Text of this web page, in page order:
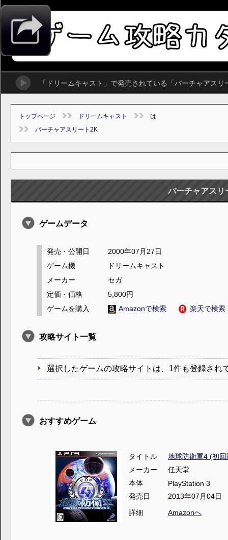
「ドリームキャスト」で発売されている「バーチャアス
トップページ ドリームキャスト
は
バーチャアスリート2K
バーチャアスリ
ゲームデータ
発売・公開日
2000年07月27日
ゲーム機
ドリームキャスト
メーカー
セガ
定価・価格
5,800円
ゲームを購入
Amazonで検索 楽天で検索
攻略サイト一覧
選択したゲームの攻略サイトは、1件も登録され
おすすめゲーム
タイトル
地球防衛軍4 (初
メーカー
任天堂
本体
PlayStation 3
発売日
2013年07月04日
詳細
Amazonへ